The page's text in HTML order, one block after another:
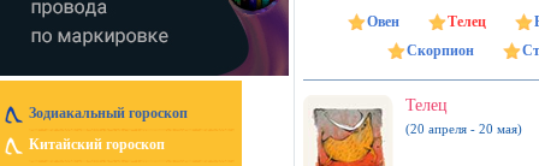
Зодиакальный гороскоп
Китайский гороскоп
Овен Телец
Скорпион
Телец
(20 апреля - 20 мая)